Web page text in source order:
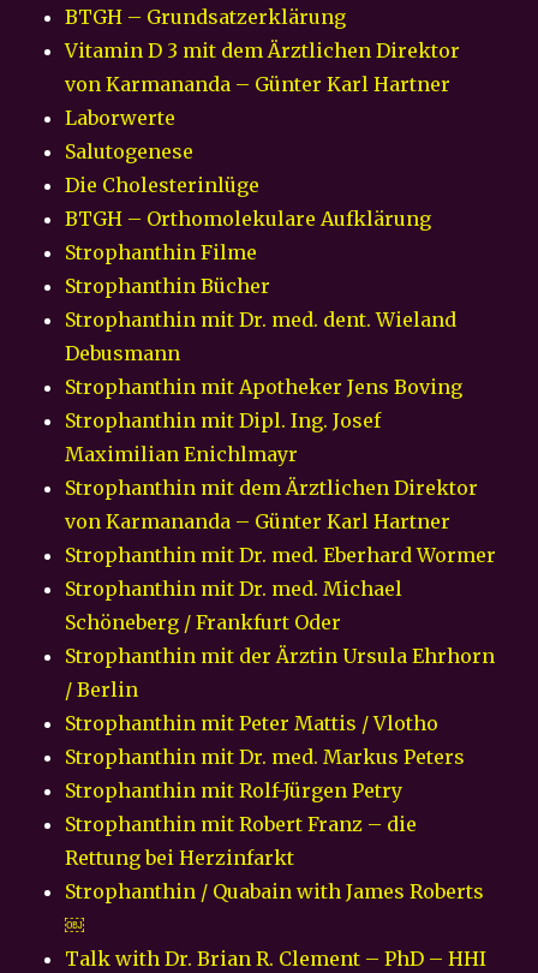
BTGH – Grundsatzerklärung
Vitamin D 3 mit dem Ärztlichen Direktor
von Karmananda – Günter Karl Hartner
Laborwerte
Salutogenese
Die Cholesterinlüge
BTGH – Orthomolekulare Aufklärung
Strophanthin Filme
Strophanthin Bücher
Strophanthin mit Dr. med. dent. Wieland
Debusmann
Strophanthin mit Apotheker Jens Boving
Strophanthin mit Dipl. Ing. Josef
Maximilian Enichlmayr
Strophanthin mit dem Ärztlichen Direktor
von Karmananda – Günter Karl Hartner
Strophanthin mit Dr. med. Eberhard Wormer
Strophanthin mit Dr. med. Michael
Schöneberg / Frankfurt Oder
Strophanthin mit der Ärztin Ursula Ehrhorn
/ Berlin
Strophanthin mit Peter Mattis / Vlotho
Strophanthin mit Dr. med. Markus Peters
Strophanthin mit Rolf-Jürgen Petry
Strophanthin mit Robert Franz – die
Rettung bei Herzinfarkt
Strophanthin / Quabain with James Roberts
￼
Talk with Dr. Brian R. Clement – PhD – HHI